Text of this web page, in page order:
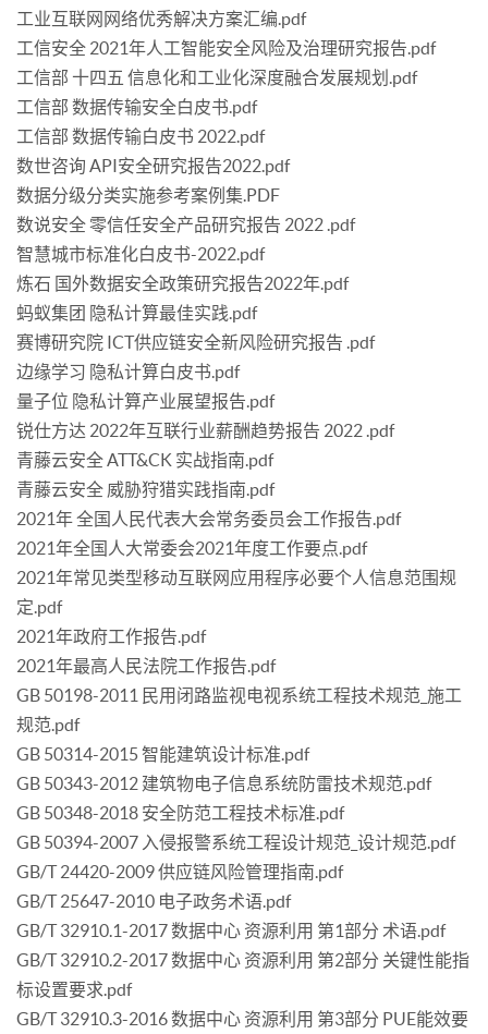
工业互联网网络优秀解决方案汇编.pdf
工信安全 2021年人工智能安全风险及治理研究报告.pdf
工信部 十四五 信息化和工业化深度融合发展规划.pdf
工信部 数据传输安全白皮书.pdf
工信部 数据传输白皮书 2022.pdf
数世咨询 API安全研究报告2022.pdf
数据分级分类实施参考案例集.PDF
数说安全 零信任安全产品研究报告 2022 .pdf
智慧城市标准化白皮书-2022.pdf
炼石 国外数据安全政策研究报告2022年.pdf
蚂蚁集团 隐私计算最佳实践.pdf
赛博研究院 ICT供应链安全新风险研究报告 .pdf
边缘学习 隐私计算白皮书.pdf
量子位 隐私计算产业展望报告.pdf
锐仕方达 2022年互联行业薪酬趋势报告 2022 .pdf
青藤云安全 ATT&CK 实战指南.pdf
青藤云安全 威胁狩猎实践指南.pdf
2021年 全国人民代表大会常务委员会工作报告.pdf
2021年全国人大常委会2021年度工作要点.pdf
2021年常见类型移动互联网应用程序必要个人信息范围规
定.pdf
2021年政府工作报告.pdf
2021年最高人民法院工作报告.pdf
GB 50198-2011 民用闭路监视电视系统工程技术规范_施工
规范.pdf
GB 50314-2015 智能建筑设计标准.pdf
GB 50343-2012 建筑物电子信息系统防雷技术规范.pdf
GB 50348-2018 安全防范工程技术标准.pdf
GB 50394-2007 入侵报警系统工程设计规范_设计规范.pdf
GB/T 24420-2009 供应链风险管理指南.pdf
GB/T 25647-2010 电子政务术语.pdf
GB/T 32910.1-2017 数据中心 资源利用 第1部分 术语.pdf
GB/T 32910.2-2017 数据中心 资源利用 第2部分 关键性能指
标设置要求.pdf
GB/T 32910.3-2016 数据中心 资源利用 第3部分 PUE能效要